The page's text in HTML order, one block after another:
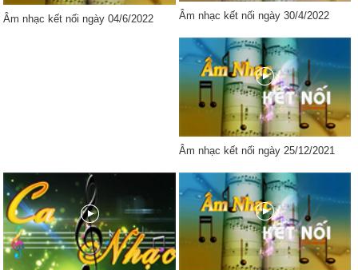
Âm nhạc kết nối ngày 04/6/2022 Âm nhạc kết nối ngày 30/4/2022
Âm nhạc kết nối ngày 25/12/2021